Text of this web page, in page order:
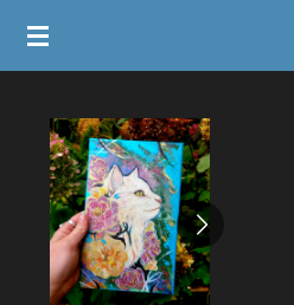
Ga
hoofdinhoud